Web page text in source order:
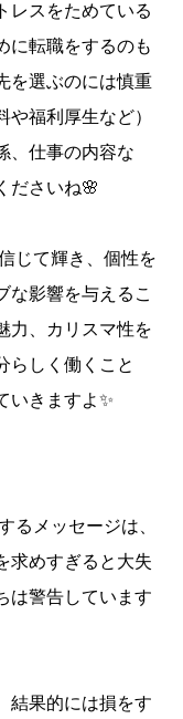
レスをためている
に転職をするのも
を選ぶのには慎重
福利厚生など）
、仕事の内容な
ださいね🌸
じて輝き、個性を
な影響を与えるこ
力、カリスマ性を
らしく働くこと
いきますよ✨
るメッセージは、
求めすぎると大失
は警告しています
結果的には損をす